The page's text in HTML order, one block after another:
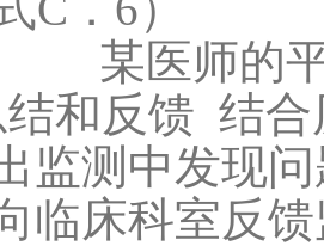
的平均
结和反馈 结
监测中发现
临床科室反